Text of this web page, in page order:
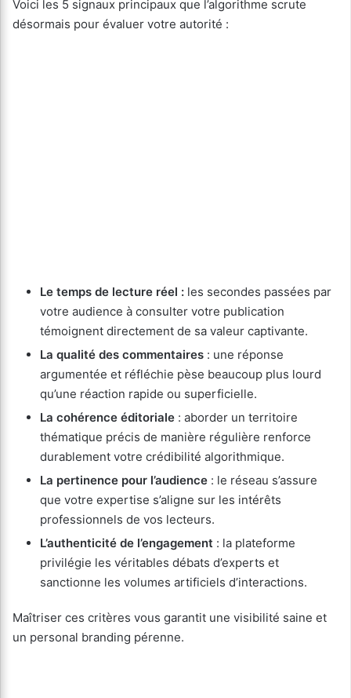
Voici les 5 signaux principaux que l’algorithme scrute
désormais pour évaluer votre autorité :
Le temps de lecture réel : les secondes passées par
votre audience à consulter votre publication
témoignent directement de sa valeur captivante.
La qualité des commentaires : une réponse
argumentée et réfléchie pèse beaucoup plus lourd
qu’une réaction rapide ou superficielle.
La cohérence éditoriale : aborder un territoire
thématique précis de manière régulière renforce
durablement votre crédibilité algorithmique.
La pertinence pour l’audience : le réseau s’assure
que votre expertise s’aligne sur les intérêts
professionnels de vos lecteurs.
L’authenticité de l’engagement : la plateforme
privilégie les véritables débats d’experts et
sanctionne les volumes artificiels d’interactions.
Maîtriser ces critères vous garantit une visibilité saine et
un personal branding pérenne.